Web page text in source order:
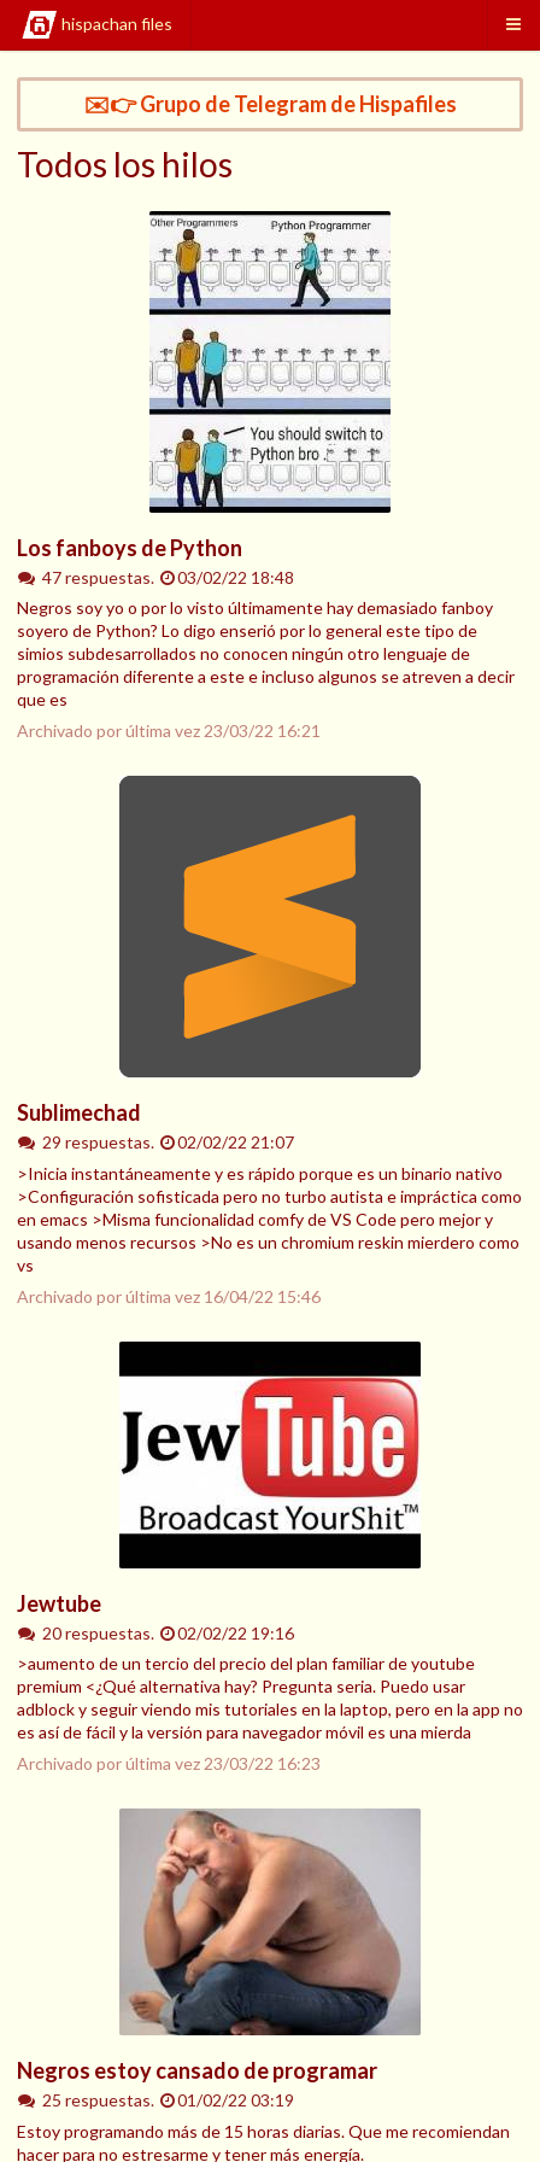
hispachan files
✉️👉 Grupo de Telegram de Hispafiles
Todos los hilos
Los fanboys de Python
47 respuestas.
03/02/22 18:48
Negros soy yo o por lo visto últimamente hay demasiado fanboy
soyero de Python? Lo digo enserió por lo general este tipo de
simios subdesarrollados no conocen ningún otro lenguaje de
programación diferente a este e incluso algunos se atreven a decir
que es
Archivado por última vez 23/03/22 16:21
Sublimechad
29 respuestas.
02/02/22 21:07
>Inicia instantáneamente y es rápido porque es un binario nativo
>Configuración sofisticada pero no turbo autista e impráctica como
en emacs >Misma funcionalidad comfy de VS Code pero mejor y
usando menos recursos >No es un chromium reskin mierdero como
vs
Archivado por última vez 16/04/22 15:46
Jewtube
20 respuestas.
02/02/22 19:16
>aumento de un tercio del precio del plan familiar de youtube
premium <¿Qué alternativa hay? Pregunta seria. Puedo usar
adblock y seguir viendo mis tutoriales en la laptop, pero en la app no
es así de fácil y la versión para navegador móvil es una mierda
Archivado por última vez 23/03/22 16:23
Negros estoy cansado de programar
25 respuestas.
01/02/22 03:19
Estoy programando más de 15 horas diarias. Que me recomiendan
hacer para no estresarme y tener más energía.